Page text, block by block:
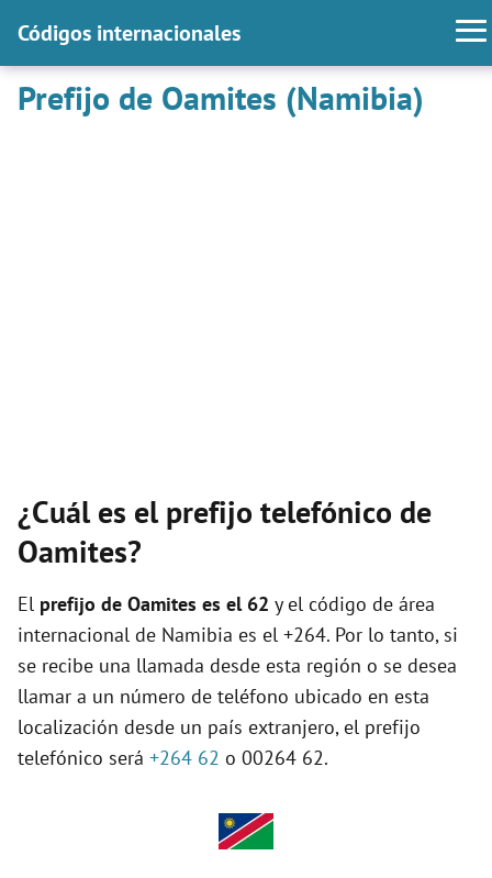
Códigos internacionales
Prefijo de Oamites (Namibia)
¿Cuál es el prefijo telefónico de
Oamites?
El prefijo de Oamites es el 62 y el código de área
internacional de Namibia es el +264. Por lo tanto, si
se recibe una llamada desde esta región o se desea
llamar a un número de teléfono ubicado en esta
localización desde un país extranjero, el prefijo
telefónico será +264 62 o 00264 62.